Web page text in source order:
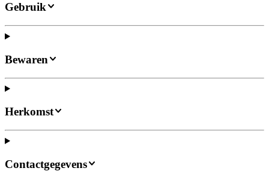
Gebruik
Bewaren
Herkomst
Contactgegevens